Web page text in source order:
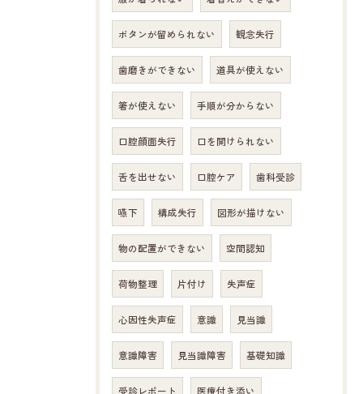
ボタンが留められない 観念失行
歯磨きができない 道具が使えない
箸が使えない 手順が分からない
口腔顔面失行 口を開けられない
舌を出せない 口腔ケア 歯科受診
嚥下 構成失行 図形が描けない
物の配置ができない 空間認知
荷物整理 片付け 失声症
心因性失声症 意識 見当識
意識障害 見当識障害 基礎知識
受診レポート 医療付き添い